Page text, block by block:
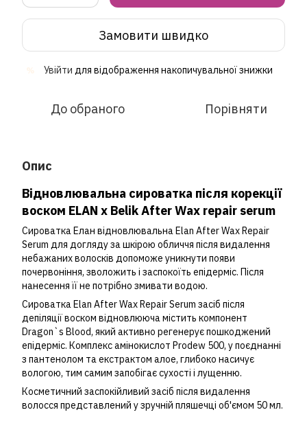
Замовити швидко
Увійти для відображення накопичувальної знижки
До обраного Порівняти
Опис
Відновлювальна сироватка після корекції
воском ELAN х Belik After Wax repair serum
Сироватка Елан відновлювальна Elan After Wax Repair
Serum для догляду за шкірою обличчя після видалення
небажаних волосків допоможе уникнути появи
почервоніння, зволожить і заспокоїть епідерміс. Після
нанесення її не потрібно змивати водою.
Сироватка Elan After Wax Repair Serum засіб після
депіляції воском відновлююча містить компонент
Dragon`s Blood, який активно регенерує пошкоджений
епідерміс. Комплекс амінокислот Prodew 500, у поєднанні
з пантенолом та екстрактом алое, глибоко насичує
вологою, тим самим запобігає сухості і лущенню.
Косметичний заспокійливий засіб після видалення
волосся представлений у зручній пляшечці об'ємом 50 мл.